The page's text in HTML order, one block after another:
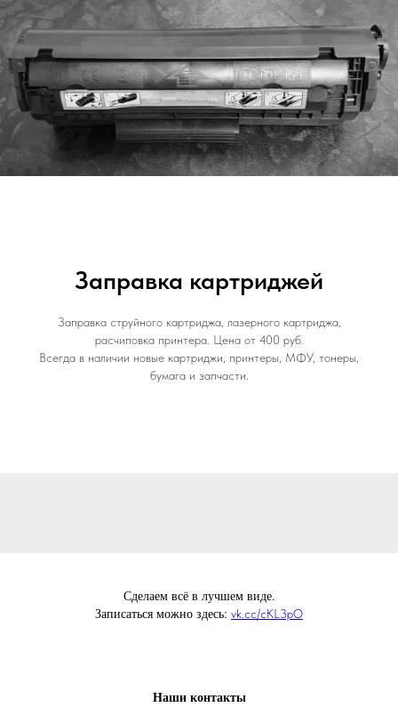
Заправка картриджей
Заправка струйного картриджа, лазерного картриджа,
расчиповка принтера. Цена от 400 руб.
Всегда в наличии новые картриджи, принтеры, МФУ, тонеры,
бумага и запчасти.
Сделаем всё в лучшем виде.
Записаться можно здесь: vk.cc/cKL3pO
Наши контакты